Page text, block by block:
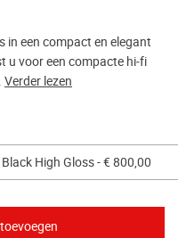
in een compact en elegant
u voor een compacte hi‑fi
Verder lezen
Black High Gloss - € 800,00